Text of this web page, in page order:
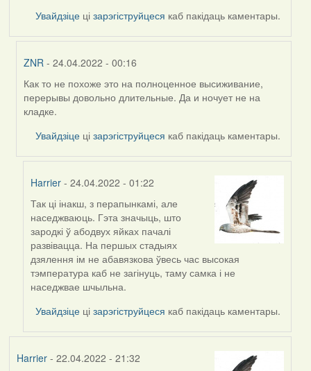
Увайдзіце цізарэгіструйцеся каб пакідаць каментары.
ZNR - 24.04.2022 - 00:16
In
reply
to
Как то не похоже это на полноценное высиживание,
перерывы довольно длительные. Да и ночует не на
кладке.
Увайдзіце цізарэгіструйцеся каб пакідаць каментары.
Harrier - 24.04.2022 - 01:22
In
reply
to
by
ZNR
Так ці інакш, з перапынкамі, але
наседжваюць. Гэта значыць, што
зародкі ў абодвух яйках пачалі
развівацца. На першых стадыях
дзялення ім не абавязкова ўвесь час высокая
тэмпература каб не загінуць, таму самка і не
наседжвае шчыльна.
Увайдзіце цізарэгіструйцеся каб пакідаць каментары.
Harrier- 22.04.2022 - 21:32